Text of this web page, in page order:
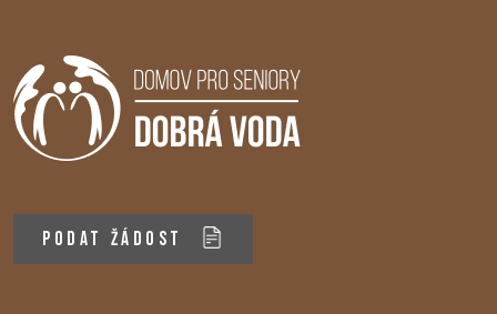
PODAT ŽÁDOST